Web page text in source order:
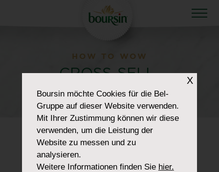
HOW TO WOW
CROSS-SELL-
CHILIPEPPER
X
Boursinmöchte Cookies für die Bel-
Gruppe auf dieser Website verwenden.
Mit Ihrer Zustimmung können wir diese
verwenden, um die Leistung der
Website zu messen und zu
analysieren.
Weitere Informationen finden Sie hier.